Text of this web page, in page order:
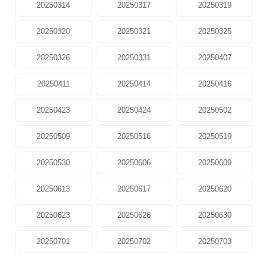
20250314 20250317 20250319
20250320 20250321 20250325
20250326 20250331 20250407
20250411 20250414 20250416
20250423 20250424 20250502
20250509 20250516 20250519
20250530 20250606 20250609
20250613 20250617 20250620
20250623 20250626 20250630
20250701 20250702 20250703